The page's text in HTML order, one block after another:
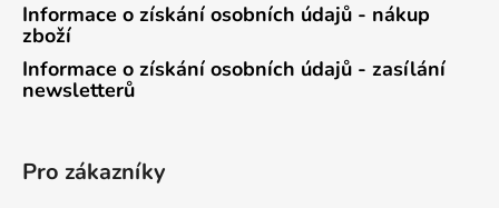
Informace o získání osobních údajů - nákup
zboží
Informace o získání osobních údajů - zasílání
newsletterů
Pro zákazníky